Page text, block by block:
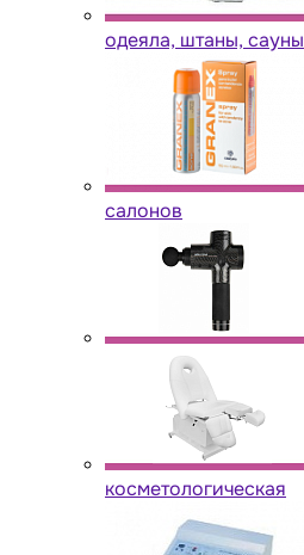
одеяла, штаны, сауны
салонов
косметологическая